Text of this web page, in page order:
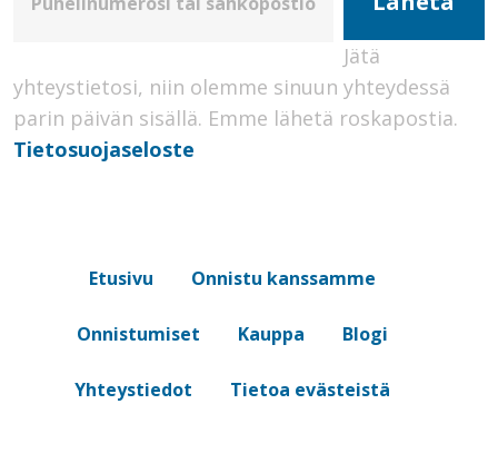
Jätä
yhteystietosi, niin olemme sinuun yhteydessä
parin päivän sisällä. Emme lähetä roskapostia.
Tietosuojaseloste
Etusivu Onnistu kanssamme
Onnistumiset Kauppa Blogi
Yhteystiedot Tietoa evästeistä